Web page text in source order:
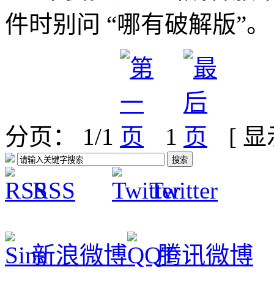
件时别问 “哪有破解版”。
分页： 1/1 1 [
RSS Twitter
新浪微博 腾讯微博